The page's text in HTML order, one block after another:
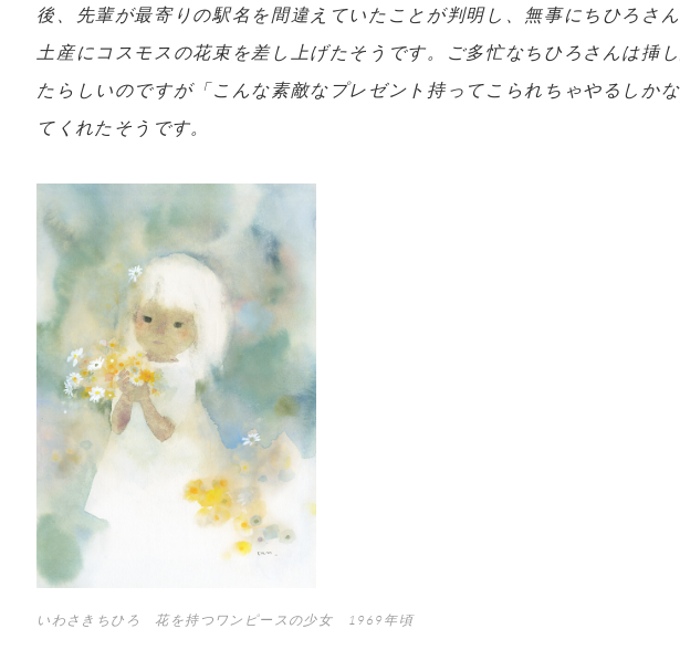
後、先輩が最寄りの駅名を間違えていたことが判明し、無事にちひろさ
土産にコスモスの花束を差し上げたそうです。ご多忙なちひろさんは挿
たらしいのですが「こんな素敵なプレゼント持ってこられちゃやるしか
てくれたそうです。
いわさきちひろ 花を持つワンピースの少女 1969年頃